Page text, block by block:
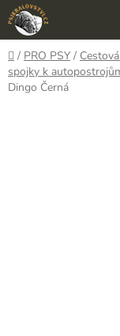
Přejít
na
obsah
Domů
/ PRO PSY /
spojky k
Dingo Černá